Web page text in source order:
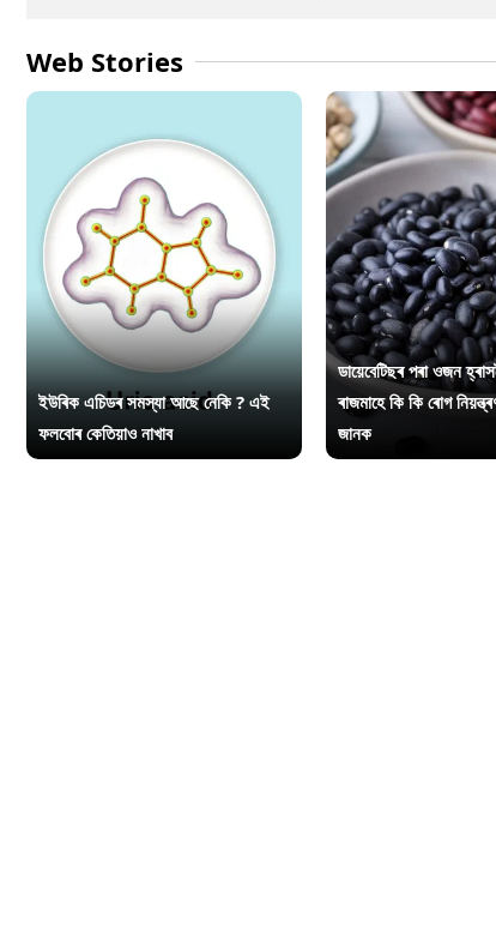
Web Stories
ইউৰিক এচিডৰ সমস্যা আছে নেকি ? এই
ফলবোৰ কেতিয়াও নাখাব
ডায়েবেটিছৰ পৰা ওজন
ৰাজমাহে কি কি ৰোগ
জানক